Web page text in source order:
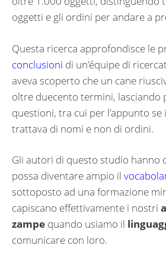
oggetti e gli ordini per andare a
Questa ricerca approfondisce le
conclusioni di un’équipe di
aveva scoperto che un cane
oltre duecento termini, lasciando
questioni, tra cui per l’appunto se
trattava di nomi e non di ordini.
Gli autori di questo studio hanno
possa diventare ampio il
sottoposto ad una formazione
capiscano effettivamente i nostri
zampe quando usiamo il
comunicare con loro.